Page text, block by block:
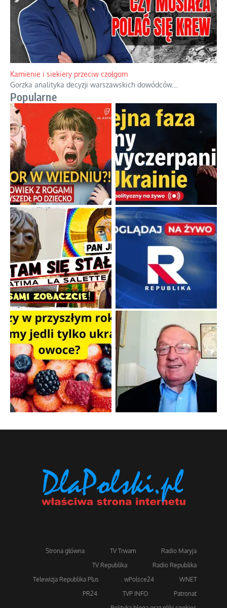
Kamienie i siekiery przeciw czołgom
Gorzka analityka decyzji warszawskich dowódców.
Popularne
Strona główna TV Trwam
Radio Maryja
TV Republika
Radio Republika
Telewizja Republika Plus
wPolsce24
WNET
PR24
TVP INFO
Patronat